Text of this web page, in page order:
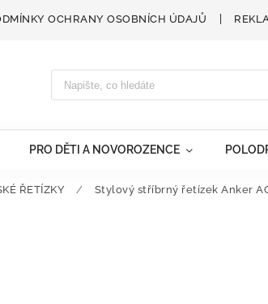
OCHRANY OSOBNÍCH ÚDAJŮ
PRO DĚTI A NOVOROZENCE
ŘETÍZKY / Stylový stříbrný řetízek Anker